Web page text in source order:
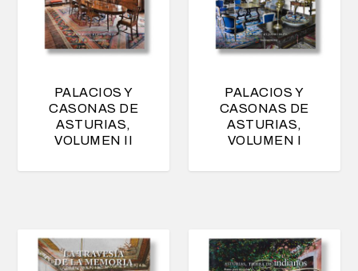
PALACIOS Y
CASONAS DE
ASTURIAS,
VOLUMEN II
PALACIOS Y
CASONAS DE
ASTURIAS,
VOLUMEN I